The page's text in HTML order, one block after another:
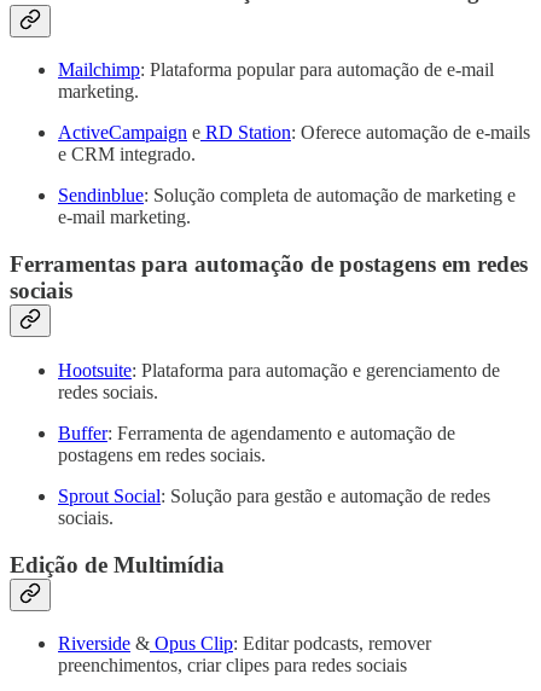
Mailchimp: Plataforma popular para automação de e-mail
marketing.
ActiveCampaign e RD Station: Oferece automação de e-mails
e CRM integrado.
Sendinblue: Solução completa de automação de marketing e
e-mail marketing.
Ferramentas para automação de postagens em redes
sociais
Hootsuite: Plataforma para automação e gerenciamento de
redes sociais.
Buffer: Ferramenta de agendamento e automação de
postagens em redes sociais.
Sprout Social: Solução para gestão e automação de redes
sociais.
Edição de Multimídia
Riverside & Opus Clip: Editar podcasts, remover
preenchimentos, criar clipes para redes sociais